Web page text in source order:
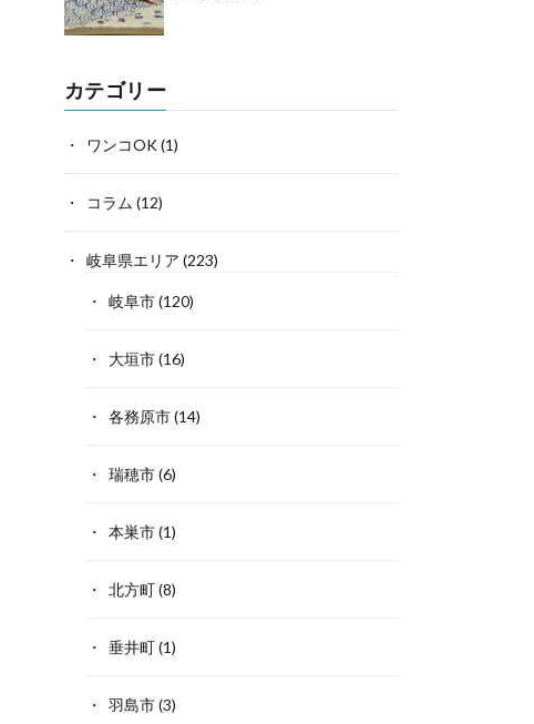
カテゴリー
ワンコOK(1)
コラム (12)
岐阜県エリア (223)
岐阜市(120)
大垣市(16)
各務原市(14)
瑞穂市(6)
本巣市(1)
北方町(8)
垂井町(1)
羽島市(3)